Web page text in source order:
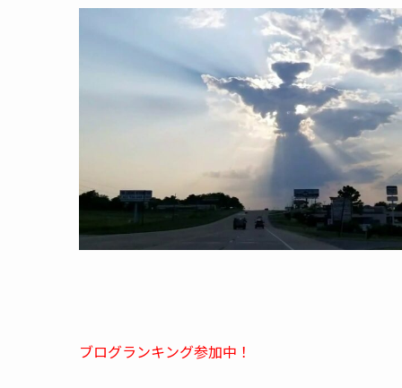
ブログランキング参加中！